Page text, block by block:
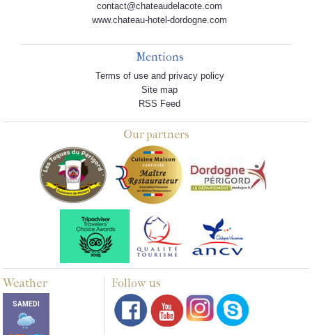
contact@chateaudelacote.com
www.chateau-hotel-dordogne.com
Mentions
Terms of use and privacy policy
Site map
RSS Feed
Our partners
Weather Follow us